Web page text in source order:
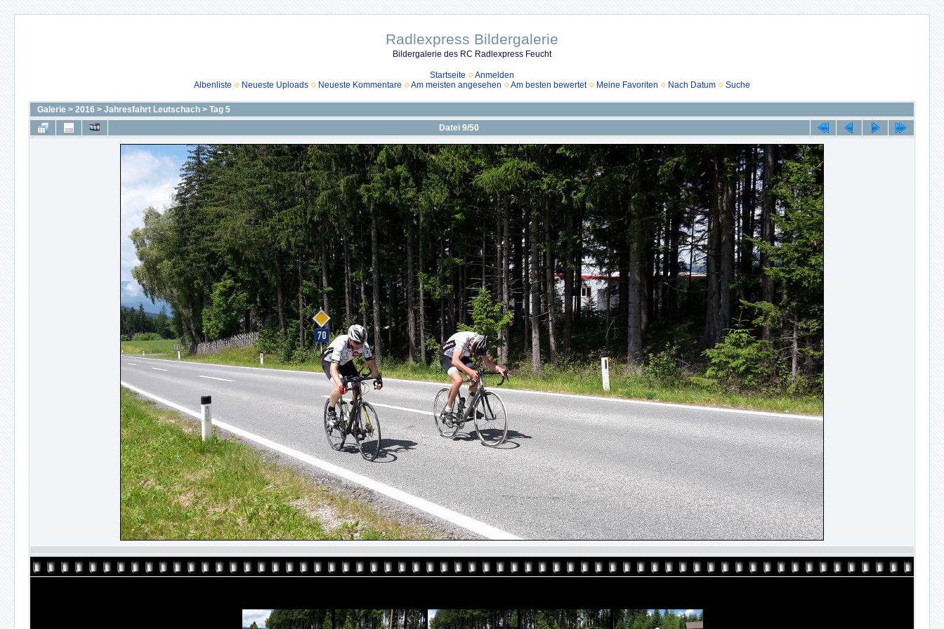
Radlexpress Bildergalerie
Bildergalerie des RC Radlexpress Feucht
Startseite
Anmelden
Albenliste
Neueste Uploads Neueste Kommentare Am meisten angesehen Am besten bewertet Meine Favoriten Nach Datum Suche
Galerie > 2016 > Jahresfahrt Leutschach > Tag 5
Datei 9/50